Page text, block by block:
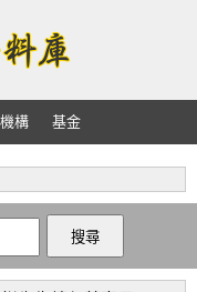
構 基金